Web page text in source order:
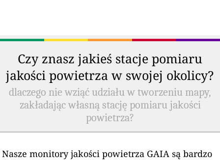
Czy znasz jakieś stacje pomiaru
jakości powietrza w swojej okolicy?
dlaczego nie wziąć udziału w tworzeniu mapy,
zakładając własną stację pomiaru jakości
powietrza?
Nasze monitory jakości powietrza GAIA są bardzo